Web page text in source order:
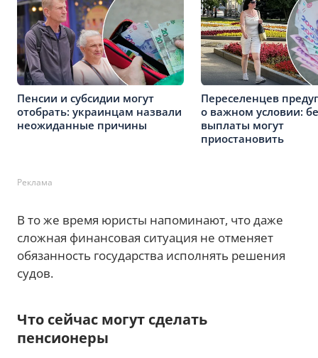
Пенсии и субсидии могут
отобрать: украинцам назвали
неожиданные причины
Переселенцев
о важном условии:
выплаты могут
приостановить
Реклама
В то же время юристы напоминают, что даже
сложная финансовая ситуация не отменяет
обязанность государства исполнять решения
судов.
Что сейчас могут сделать
пенсионеры